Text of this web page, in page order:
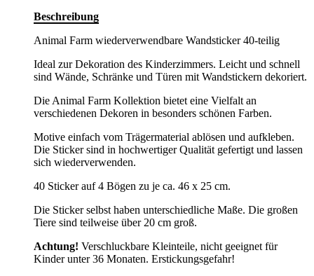
Beschreibung
Animal Farm wiederverwendbare Wandsticker 40-teilig
Ideal zur Dekoration des Kinderzimmers. Leicht und schnell
sind Wände, Schränke und Türen mit Wandstickern dekoriert.
Die Animal Farm Kollektion bietet eine Vielfalt an
verschiedenen Dekoren in besonders schönen Farben.
Motive einfach vom Trägermaterial ablösen und aufkleben.
Die Sticker sind in hochwertiger Qualität gefertigt und lassen
sich wiederverwenden.
40 Sticker auf 4 Bögen zu je ca. 46 x 25 cm.
Die Sticker selbst haben unterschiedliche Maße. Die großen
Tiere sind teilweise über 20 cm groß.
Achtung! Verschluckbare Kleinteile, nicht geeignet für
Kinder unter 36 Monaten. Erstickungsgefahr!